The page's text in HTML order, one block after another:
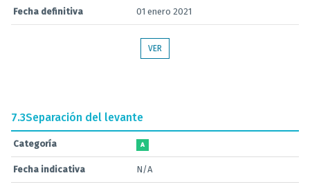
Fecha definitiva 01 enero 2021
VER
7.3Separación del levante
Categoría A
Fecha indicativa N/A